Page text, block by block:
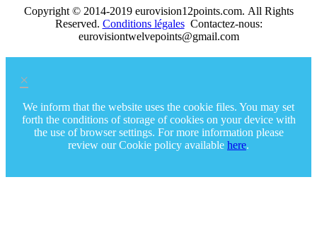
Copyright © 2014-2019 eurovision12points.com. All Rights
Reserved. Conditions légalesContactez-nous:
eurovisiontwelvepoints@gmail.com
×
We inform that the website uses the cookie files. You may set
forth the conditions of storage of cookies on your device with
the use of browser settings. For more information please
review our Cookie policy available here.